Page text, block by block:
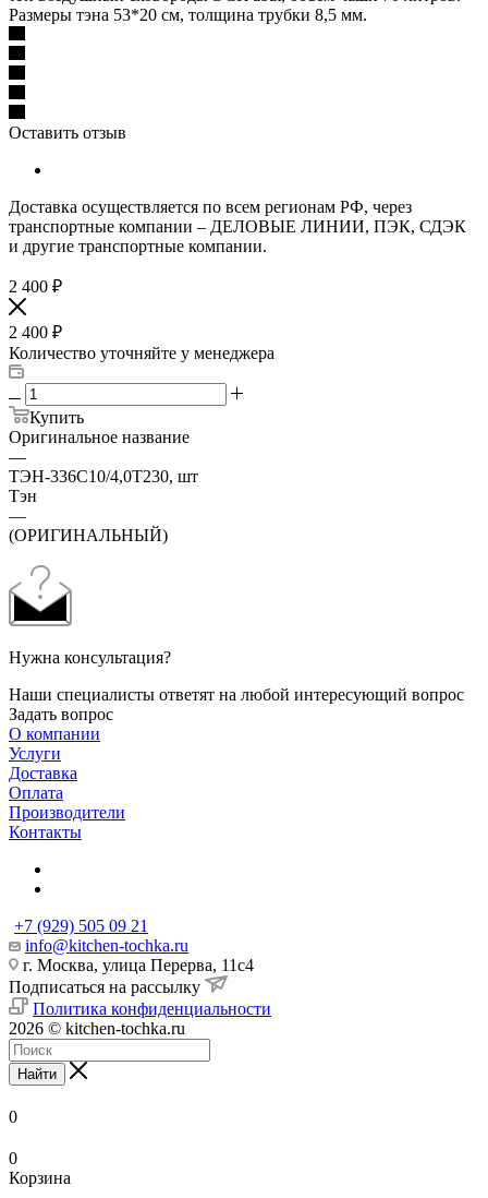
Размеры тэна 53*20 см, толщина трубки 8,5 мм.
Оставить отзыв
Доставка осуществляется по всем регионам РФ, через
транспортные компании – ДЕЛОВЫЕ ЛИНИИ, ПЭК, СДЭК
и другие транспортные компании.
2 400 ₽
2 400 ₽
Количество уточняйте у менеджера
Купить
Оригинальное название
—
ТЭН-336С10/4,0Т230, шт
Тэн
—
(ОРИГИНАЛЬНЫЙ)
Нужна консультация?
Наши специалисты ответят на любой интересующий вопрос
Задать вопрос
О компании
Услуги
Доставка
Оплата
Производители
Контакты
+7 (929) 505 09 21
info@kitchen-tochka.ru
г. Москва, улица Перерва, 11с4
Подписаться на рассылку
Политика конфиденциальности
2026 © kitchen-tochka.ru
Найти
0
0
Корзина